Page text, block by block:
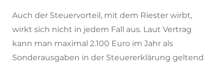
Auch der Steuervorteil, mit dem Riester wirbt,
wirkt sich nicht in jedem Fall aus. Laut Vertrag
kann man maximal 2.100 Euro im Jahr als
Sonderausgaben in der Steuererklärung geltend